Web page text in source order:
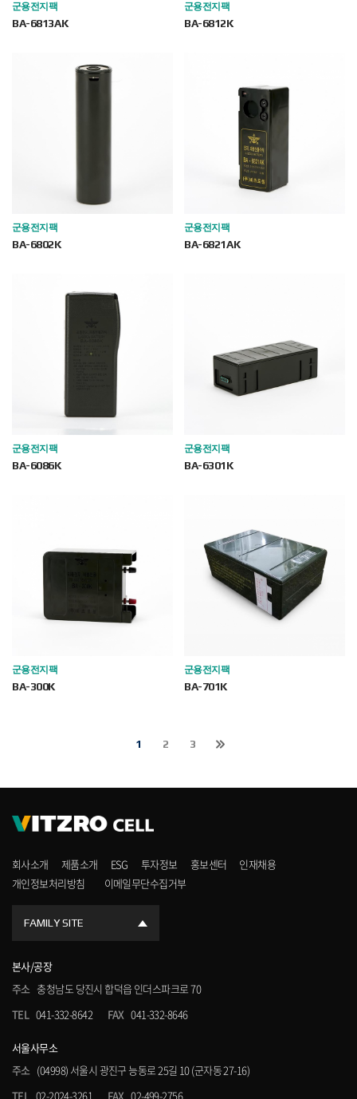
군용전지팩
BA-6813AK
군용전지팩
BA-6812K
군용전지팩
BA-6802K
군용전지팩
BA-6821AK
군용전지팩
BA-6086K
군용전지팩
BA-6301K
군용전지팩
BA-300K
군용전지팩
BA-701K
1 2 3
회사소개 제품소개 ESG 투자정보 홍보센터
인재채용
개인정보처리방침
이메일무단수집거부
FAMILY SITE
본사/공장
주소 충청남도 당진시 합덕읍 인더스파크로 70
TEL 041-332-8642 FAX 041-332-8646
서울사무소
주소 (04998) 서울시 광진구 능동로 25길 10 (군자동 27-16)
TEL
02-2024-3261 FAX 02-499-2756